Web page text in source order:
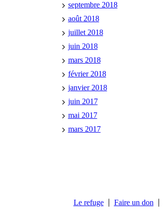
septembre 2018
août 2018
juillet 2018
juin 2018
mars 2018
février 2018
janvier 2018
juin 2017
mai 2017
mars 2017
Le refuge Faire un don